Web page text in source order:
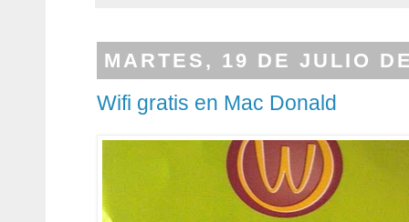
MARTES, 19 DE JULIO
Wifi gratis en Mac Donald